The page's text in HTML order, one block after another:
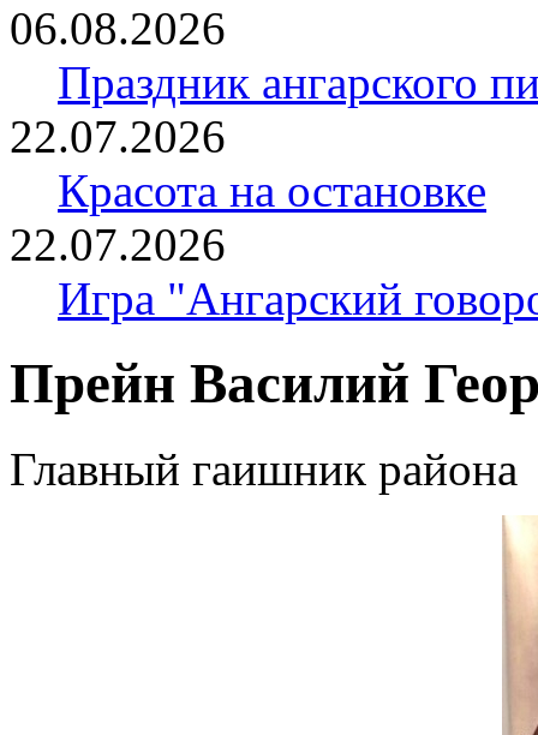
06.08.2026
Праздник ангарского
22.07.2026
Красота на остановке
22.07.2026
Игра "Ангарский
Прейн Василий
Главный гаишник района